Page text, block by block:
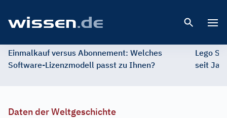
Einmalkauf versus Abonnement: Welches
Software-Lizenzmodell passt zu Ihnen?
Lego
seit
Daten der Weltgeschichte